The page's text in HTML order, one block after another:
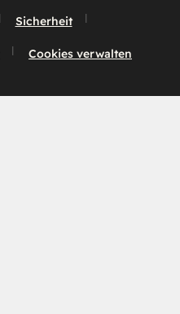
Sicherheit
Cookies verwalten